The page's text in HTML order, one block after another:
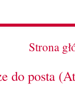
Strona
do posta